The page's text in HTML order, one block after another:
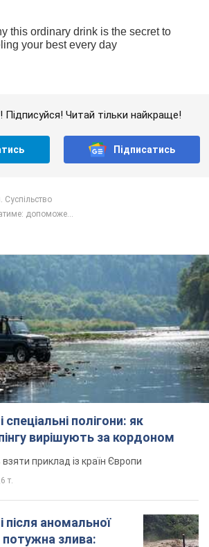
Читай тільки найкраще!
Підписатись
Суспільство
допоможе...
полігони: як
вирішують за кордоном
взяти приклад із країн Європи
т.
після аномальної
злива: